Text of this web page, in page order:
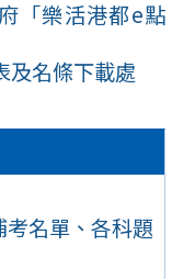
名單、各科題
「樂活港都e點
及名條下載處